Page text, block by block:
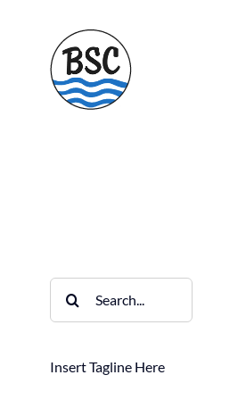
Insert Tagline Here